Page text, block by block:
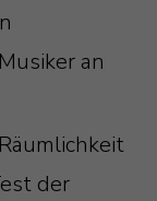
an
der